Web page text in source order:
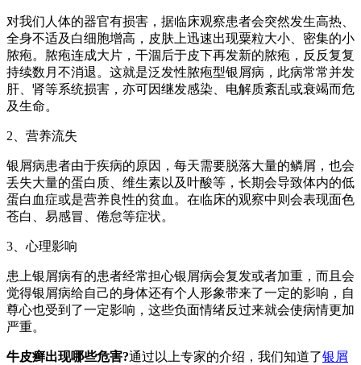
对我们人体的器官有损害，据临床观察患者会突然发生高热、
全身不适及白细胞增高，皮肤上迅速出现粟粒大小、密集的小
脓疱。脓疱连成大片，干涸后于皮下再发新的脓疱，反反复复
持续数月不消退。这就是泛发性脓疱型银屑病，此病常常并发
肝、肾等系统损害，亦可因继发感染、电解质紊乱或衰竭而危
及生命。
2、营养流失
银屑病患者由于疾病的原因，每天需要脱落大量的鳞屑，也会
丢失大量的蛋白质、维生素以及叶酸等，长期会导致体内的低
蛋白血症或是营养良性的贫血。在临床的观察中则会表现面色
苍白、易感冒、倦怠等症状。
3、心理影响
患上银屑病有的患者经常担心银屑病会复发或者加重，而且会
觉得银屑病给自己的身体还有个人形象带来了一定的影响，自
尊心也受到了一定影响，这些负面情绪反过来就会使病情更加
严重。
牛皮癣出现哪些危害?通过以上专家的介绍，我们知道了银屑